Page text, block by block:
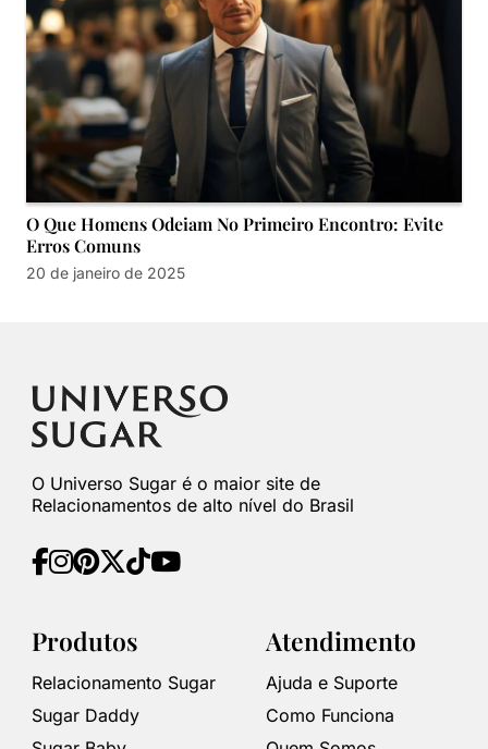
O Que Homens Odeiam No Primeiro Encontro: Evite
Erros Comuns
20 de janeiro de 2025
O Universo Sugar é o maior site de
Relacionamentos de alto nível do Brasil
Produtos
Relacionamento Sugar
Sugar Daddy
Atendimento
Ajuda e Suporte
Como Funciona